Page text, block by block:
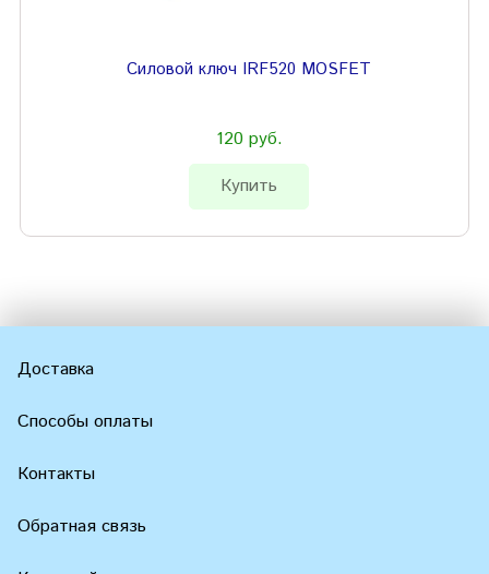
Силовой ключ IRF520 MOSFET
120 руб.
Купить
Доставка
Способы оплаты
Контакты
Обратная связь